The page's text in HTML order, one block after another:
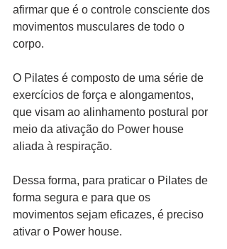
afirmar que é o controle consciente dos
movimentos musculares de todo o
corpo.
O Pilates é composto de uma série de
exercícios de força e alongamentos,
que visam ao alinhamento postural por
meio da ativação do Power house
aliada à respiração.
Dessa forma, para praticar o Pilates de
forma segura e para que os
movimentos sejam eficazes, é preciso
ativar o Power house.